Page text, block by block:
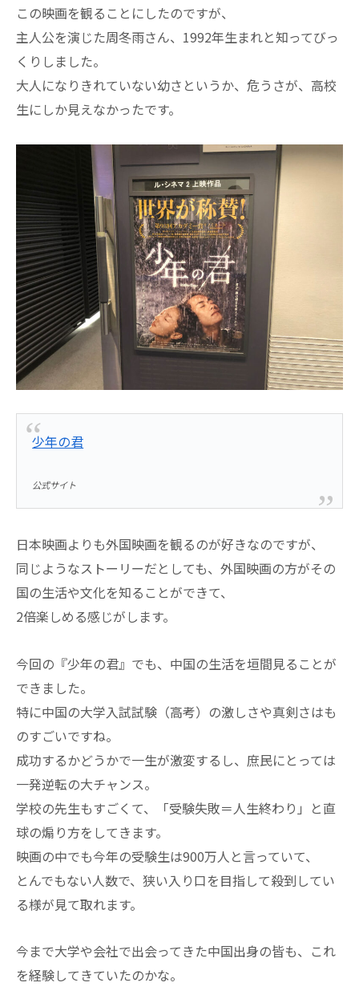
この映画を観ることにしたのですが、
主人公を演じた周冬雨さん、1992年生まれと知ってびっ
くりしました。
大人になりきれていない幼さというか、危うさが、高校
生にしか見えなかったです。
少年の君
公式サイト
日本映画よりも外国映画を観るのが好きなのですが、
同じようなストーリーだとしても、外国映画の方がその
国の生活や文化を知ることができて、
2倍楽しめる感じがします。
今回の『少年の君』でも、中国の生活を垣間見ることが
できました。
特に中国の大学入試試験（高考）の激しさや真剣さはも
のすごいですね。
成功するかどうかで一生が激変するし、庶民にとっては
一発逆転の大チャンス。
学校の先生もすごくて、「受験失敗＝人生終わり」と直
球の煽り方をしてきます。
映画の中でも今年の受験生は900万人と言っていて、
とんでもない人数で、狭い入り口を目指して殺到してい
る様が見て取れます。
今まで大学や会社で出会ってきた中国出身の皆も、これ
を経験してきていたのかな。